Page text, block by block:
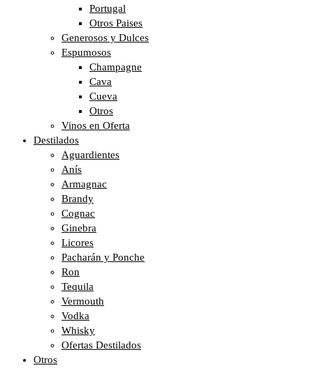
Portugal
Otros Paises
Generosos y Dulces
Espumosos
Champagne
Cava
Cueva
Otros
Vinos en Oferta
Destilados
Aguardientes
Anís
Armagnac
Brandy
Cognac
Ginebra
Licores
Pacharán y Ponche
Ron
Tequila
Vermouth
Vodka
Whisky
Ofertas Destilados
Otros